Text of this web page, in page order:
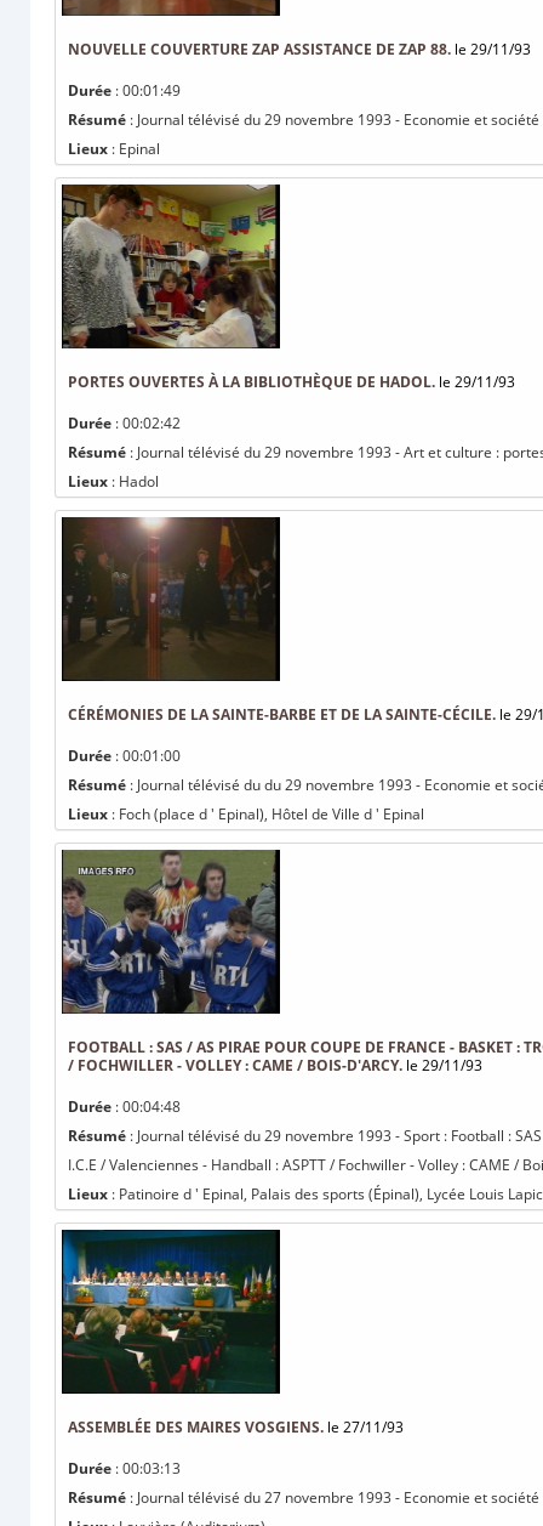
NOUVELLE COUVERTURE ZAP ASSISTANCE DE ZAP 88. le 29/11/93
Durée : 00:01:49
Résumé : Journal télévisé du 29 novembre 1993 - Economie et
Lieux : Epinal
PORTES OUVERTES À LA BIBLIOTHÈQUE DE HADOL. le 29/11/93
Durée : 00:02:42
Résumé : Journal télévisé du 29 novembre 1993 - Art et culture :
Lieux : Hadol
CÉRÉMONIES DE LA SAINTE-BARBE ET DE LA SAINTE-CÉCILE. le 29/
Durée : 00:01:00
Résumé : Journal télévisé du du 29 novembre 1993 - Economie et
Lieux : Foch (place d ' Epinal), Hôtel de Ville d ' Epinal
FOOTBALL : SAS / AS PIRAE POUR COUPE DE FRANCE - BASKET :
/ FOCHWILLER - VOLLEY : CAME / BOIS-D'ARCY. le 29/11/93
Durée : 00:04:48
Résumé : Journal télévisé du 29 novembre 1993 - Sport : Football :
I.C.E / Valenciennes - Handball : ASPTT / Fochwiller - Volley : CAME /
Lieux : Patinoire d ' Epinal, Palais des sports (Épinal), Lycée Louis
ASSEMBLÉE DES MAIRES VOSGIENS. le 27/11/93
Durée : 00:03:13
Résumé : Journal télévisé du 27 novembre 1993 - Economie et